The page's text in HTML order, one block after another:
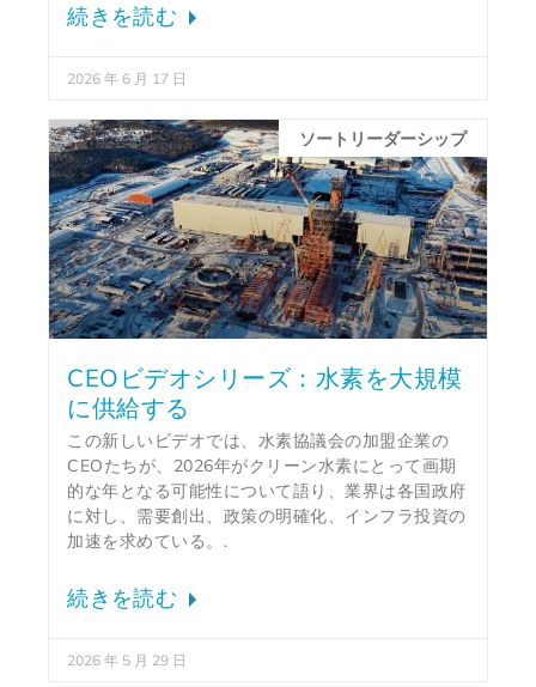
続きを読む
2026 年 6 月 17 日
ソートリーダーシップ
CEOビデオシリーズ：水素を大規模
に供給する
この新しいビデオでは、水素協議会の加盟企業の
CEOたちが、2026年がクリーン水素にとって画期
的な年となる可能性について語り、業界は各国政府
に対し、需要創出、政策の明確化、インフラ投資の
加速を求めている。.
続きを読む
2026 年 5 月 29 日